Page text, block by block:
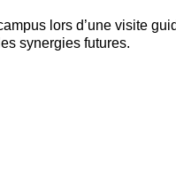
lors d’une visite
synergies futures.